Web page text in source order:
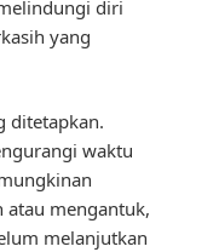
diri
yang
ditetapkan.
waktu
atau mengantuk,
melanjutkan